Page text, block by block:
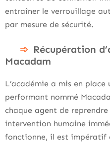
entraîner le verrouillage
par mesure de sécurité.
Récupération
Macadam
L’académie a mis en
performant nommé
chaque agent de reprendre
intervention humaine
fonctionne, il est impératif